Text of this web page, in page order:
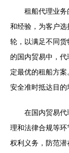
租船代理业
和经验，为客户
轮，以满足不同
的国内贸易中，
定最优的租船方
安全准时抵达目的
在国内贸易
理和法律合规等
权利义务，防范